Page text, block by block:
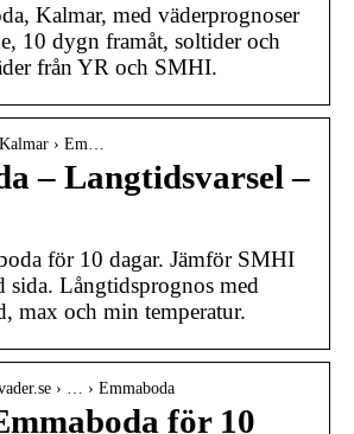
Kalmar, med väderprognoser
10 dygn framåt, soltider och
från YR och SMHI.
› Em…
– Langtidsvarsel –
för 10 dagar. Jämför SMHI
sida. Långtidsprognos med
max och min temperatur.
› … › Emmaboda
för 10